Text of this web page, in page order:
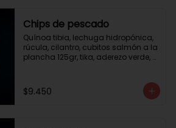
Chips de pescado
Quínoa tibia, lechuga hidropónica,
rúcula, cilantro, cubitos salmón a la
plancha 125gr, tika, aderezo verde,
$9.450